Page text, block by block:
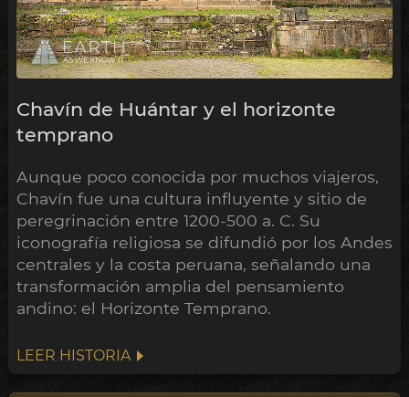
Chavín de Huántar y el horizonte
temprano
Aunque poco conocida por muchos viajeros,
Chavín fue una cultura influyente y sitio de
peregrinación entre 1200-500 a. C. Su
iconografía religiosa se difundió por los Andes
centrales y la costa peruana, señalando una
transformación amplia del pensamiento
andino: el Horizonte Temprano.
LEER HISTORIA